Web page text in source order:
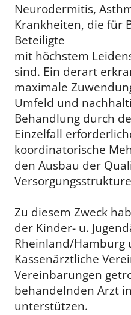
Neurodermitis,
Krankheiten, die für
Beteiligte
mit höchstem
sind. Ein derart
maximale
Umfeld und
Behandlung durch
Einzelfall
koordinatorische
den Ausbau der
Zu diesem Zweck
der Kinder- u.
Rheinland/Hamburg
Kassenärztliche
Vereinbarungen
behandelnden Arzt
unterstützen.